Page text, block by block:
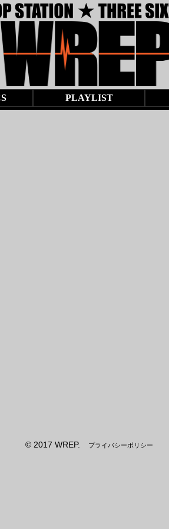
PLAYLIST
© 2017 WREP. プライバシーポリシー